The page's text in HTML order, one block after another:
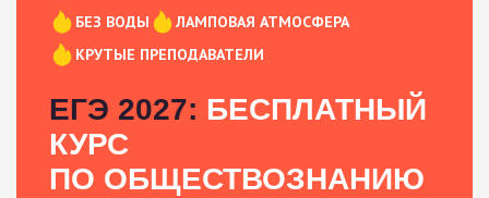
БЕЗ ВОДЫ
ЛАМПОВАЯ АТМОСФЕРА
КРУТЫЕ ПРЕПОДАВАТЕЛИ
ЕГЭ 2027: БЕСПЛАТНЫЙ
КУРС
ПО ОБЩЕСТВОЗНАНИЮ